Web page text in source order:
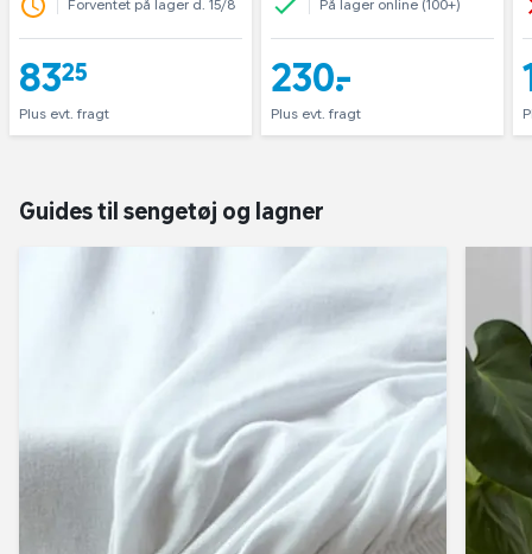
Forventet på lager d. 15/8
83,25
Plus evt. fragt
På lager online (100+)
230,-
Plus evt. fragt
Guides til sengetøj og lagner